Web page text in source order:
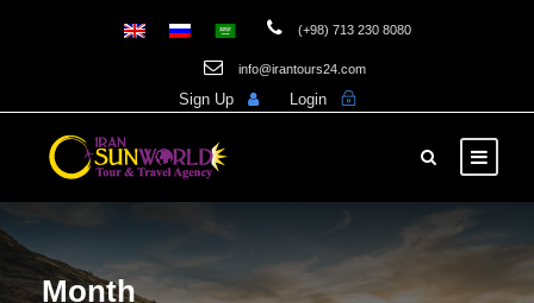
(+98) 713 230 8080
info@irantours24.com
Login
Sign Up
Month